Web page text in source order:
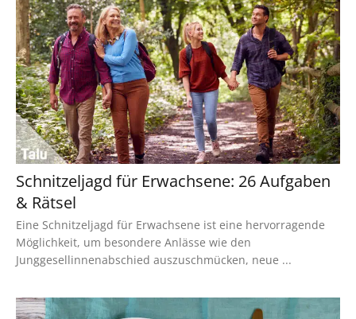
Schnitzeljagd für Erwachsene: 26 Aufgaben
& Rätsel
Eine Schnitzeljagd für Erwachsene ist eine hervorragende
Möglichkeit, um besondere Anlässe wie den
Junggesellinnenabschied auszuschmücken, neue ...